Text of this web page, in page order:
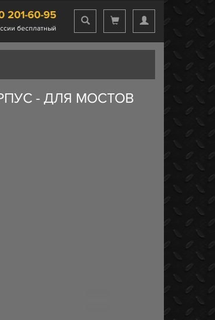
201-60-95
бесплатный
- ДЛЯ МОСТОВ